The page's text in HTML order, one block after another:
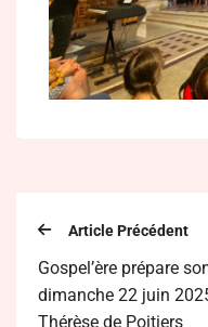
Article Précédent
Gospel’ère prépare
dimanche 22 juin
Thérèse de Poitiers